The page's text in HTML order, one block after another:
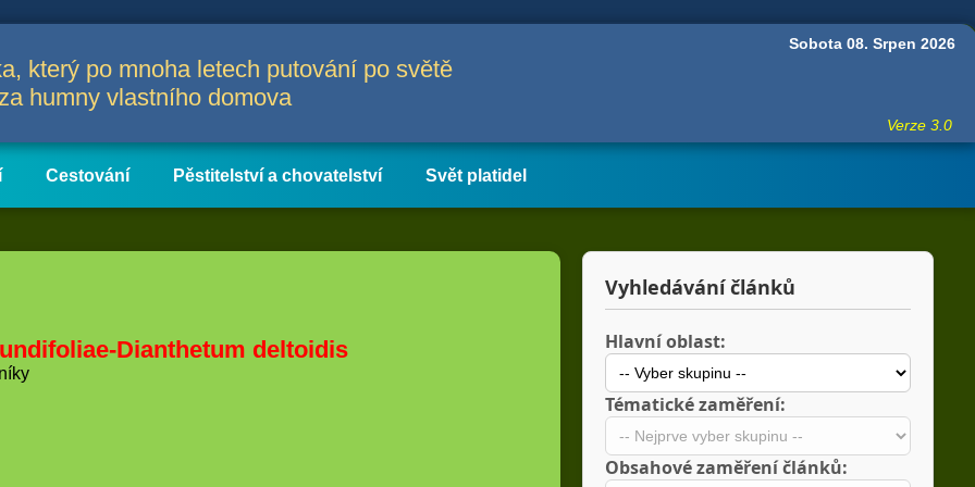
který po mnoha letech putování po světě
humny vlastního domova
Sobota 08. Srpen 2026
Verze 3.0
Cestování Pěstitelství a chovatelství Svět platidel
Dianthetum deltoidis
Vyhledávání článků
Hlavní oblast:
Tématické zaměření:
Obsahové zaměření článků: